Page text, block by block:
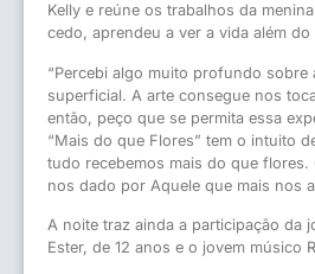
Kelly e reúne os trabalhos da
cedo, aprendeu a ver a vida além
“Percebi algo muito profundo sobre
superficial. A arte consegue nos
então, peço que se permita essa
“Mais do que Flores” tem o intuito
tudo recebemos mais do que flores.
nos dado por Aquele que mais nos
A noite traz ainda a participação da
Ester, de 12 anos e o jovem músico